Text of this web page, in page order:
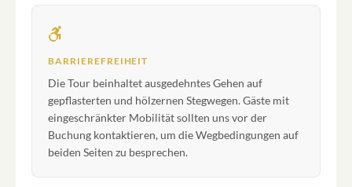
BARRIEREFREIHEIT
Die Tour beinhaltet ausgedehntes Gehen auf
gepflasterten und hölzernen Stegwegen. Gäste mit
eingeschränkter Mobilität sollten uns vor der
Buchung kontaktieren, um die Wegbedingungen auf
beiden Seiten zu besprechen.